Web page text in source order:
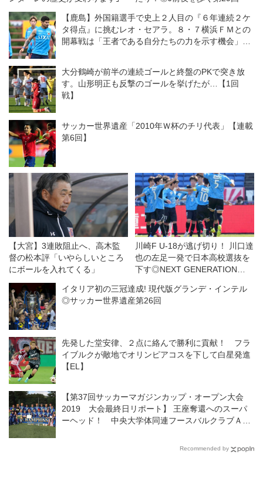
【鹿島】外国籍選手で史上２人目の『６年連続２ケ
タ得点』に挑むレオ・セアラ。８・７横浜ＦＭとの
開幕戦は「王者である自分たちの力を示す機会」と
大分鶴崎が前半の連続ゴールと終盤のPKで突き放
す。山形明正も反撃のゴールを挙げたが…【1回
戦】
サッカー世界遺産「2010年Ｗ杯のチリ代表」【連載
第6回】
【大宮】3連敗阻止へ、高木監
督の松本評「いやらしいところ
にボールを入れてくる」
川崎F U-18が逃げ切り！ 川口達
也の左足一発で日本高校選抜を
下す◎NEXT GENERATION
イタリア初の三冠達成! 現代版グランデ・インテル
◎サッカー世界遺産第26回
先発した堂安律、２点に絡んで勝利に貢献！ フラ
イブルクが敵地でオリンピアコスを下して白星発進
【EL】
【第37回サッカーマガジンカップ・オープン大会
2019 大会最終日リポート】 王座奪還へのスーパ
ーヘッド！ 中央大学体同連フースバルクラブＡが
Recommended by